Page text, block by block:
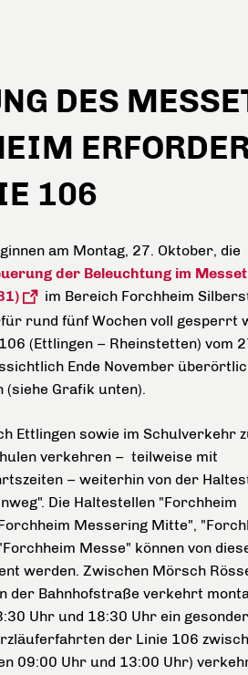
DES
106
am Montag, 27. Oktober, die
der Beleuchtung im
im Bereich Forchheim
rund fünf Wochen voll gesperrt
(Ettlingen – Rheinstetten) vom
Ende November
Grafik unten).
Ettlingen sowie im Schulverkehr
verkehren – teilweise mit
– weiterhin von der
Die Haltestellen "Forchheim
Messering Mitte",
Messe" können von
werden. Zwischen Mörsch
der Bahnhofstraße verkehrt
Uhr und 18:30 Uhr ein
der Linie 106
09:00 Uhr und 13:00 Uhr)